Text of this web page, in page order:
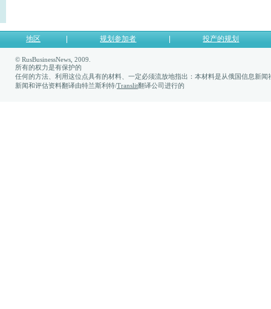
地区 规划参加者 投产的规划
© RusBusinessNews, 2009.
所有的权力是有保护的
任何的方法、利用这位点具有的材料、一定必须流放地指出：本材料是从俄国信息新闻
新闻和评估资料翻译由特兰斯利特/Translit翻译公司进行的